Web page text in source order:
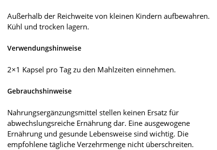
Außerhalb der Reichweite von kleinen Kindern aufbewahren.
Kühl und trocken lagern.
Verwendungshinweise
2×1 Kapsel pro Tag zu den Mahlzeiten einnehmen.
Gebrauchshinweise
Nahrungsergänzungsmittel stellen keinen Ersatz für
abwechslungsreiche Ernährung dar. Eine ausgewogene
Ernährung und gesunde Lebensweise sind wichtig. Die
empfohlene tägliche Verzehrmenge nicht überschreiten.